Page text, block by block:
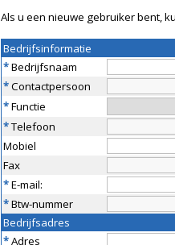
Als u een nieuwe gebruiker bent,
Bedrijfsinformatie
*Bedrijfsnaam
*Contactpersoon
*Functie
*Telefoon
Mobiel
Fax
*E-mail:
*Btw-nummer
Bedrijfsadres
*Adres